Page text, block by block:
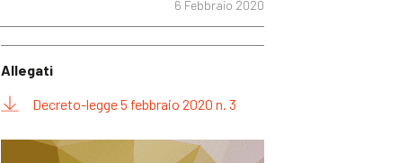
6 Febbraio 2020
Allegati
Decreto-legge 5 febbraio 2020 n. 3